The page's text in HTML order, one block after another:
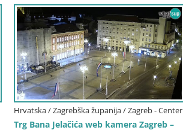
Hrvatska / Zagrebška županija / Zagreb - Center
Trg Bana Jelačića web kamera Zagreb –